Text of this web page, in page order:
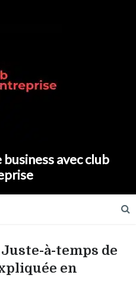
avec club
à-temps de
en